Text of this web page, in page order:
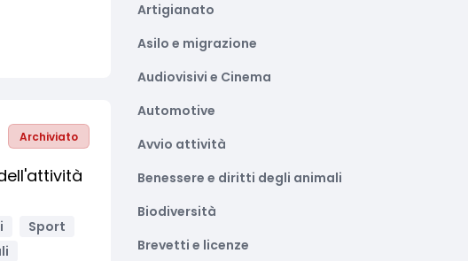
Archiviato
Sport
Artigianato
Asilo e migrazione
Audiovisivi e Cinema
Automotive
Avvio attività
Benessere e diritti degli animali
Biodiversità
Brevetti e licenze